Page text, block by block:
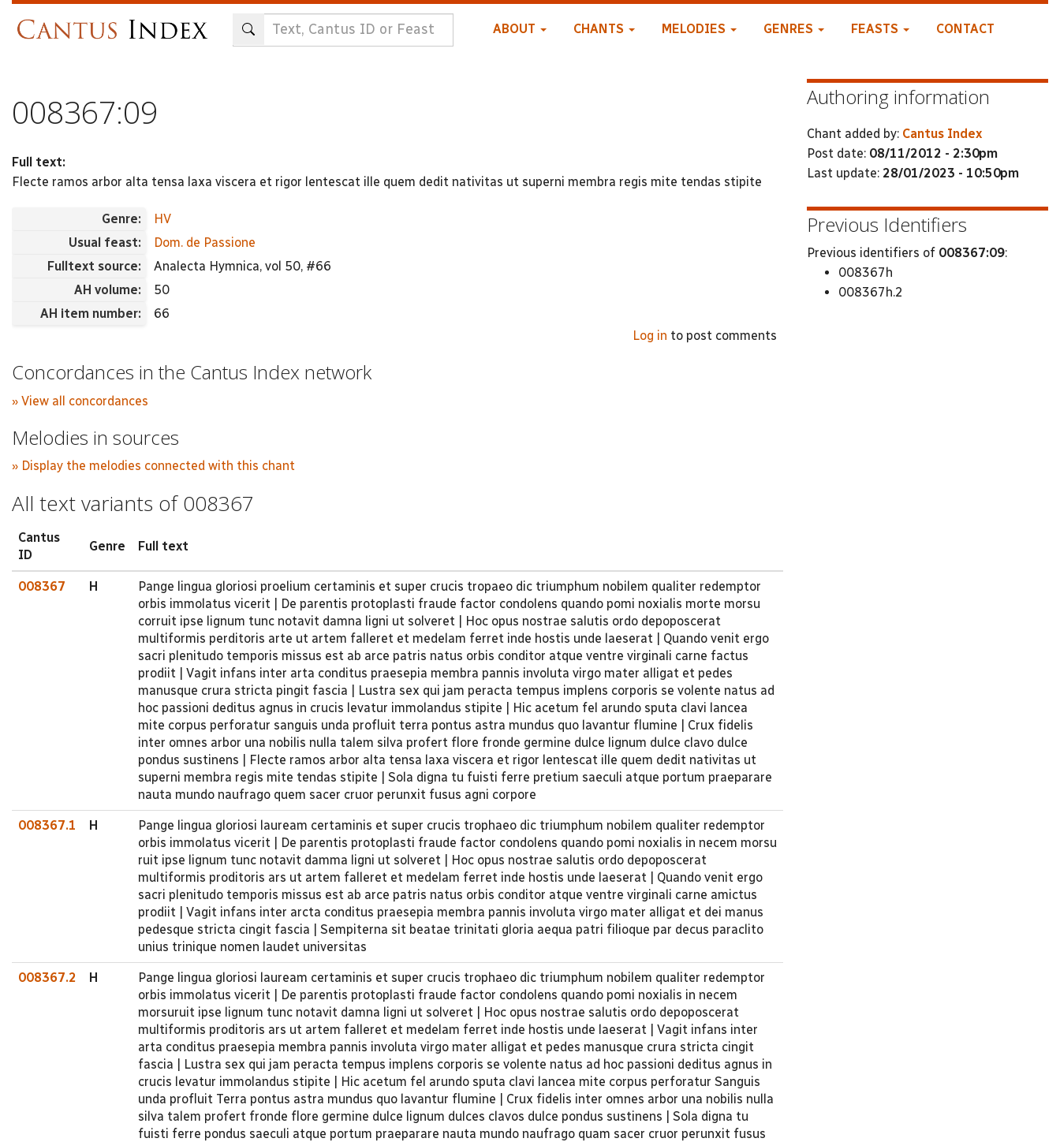
ABOUT CHANTS MELODIES GENRES FEASTS CONTACT
008367:09
Full text:
Flecte ramos arbor alta tensa laxa viscera et rigor lentescat ille quem dedit nativitas ut superni membra regis mite tendas stipite
Genre:
HV
Usual feast:
Dom. de Passione
Fulltext source:
Analecta Hymnica, vol 50, #66
AH volume:
50
AH item number:
66
Log in to post comments
Concordances in the Cantus Index network
» View all concordances
Melodies in sources
» Display the melodies connected with this chant
All text variants of 008367
Cantus
ID
Genre Full text
008367 H
Pange lingua gloriosi proelium certaminis et super crucis tropaeo dic triumphum nobilem qualiter redemptor
orbis immolatus vicerit | De parentis protoplasti fraude factor condolens quando pomi noxialis morte morsu
corruit ipse lignum tunc notavit damna ligni ut solveret | Hoc opus nostrae salutis ordo depoposcerat
multiformis perditoris arte ut artem falleret et medelam ferret inde hostis unde laeserat | Quando venit ergo
sacri plenitudo temporis missus est ab arce patris natus orbis conditor atque ventre virginali carne factus
prodiit | Vagit infans inter arta conditus praesepia membra pannis involuta virgo mater alligat et pedes
manusque crura stricta pingit fascia | Lustra sex qui jam peracta tempus implens corporis se volente natus ad
hoc passioni deditus agnus in crucis levatur immolandus stipite | Hic acetum fel arundo sputa clavi lancea
mite corpus perforatur sanguis unda profluit terra pontus astra mundus quo lavantur flumine | Crux fidelis
inter omnes arbor una nobilis nulla talem silva profert flore fronde germine dulce lignum dulce clavo dulce
pondus sustinens | Flecte ramos arbor alta tensa laxa viscera et rigor lentescat ille quem dedit nativitas ut
superni membra regis mite tendas stipite | Sola digna tu fuisti ferre pretium saeculi atque portum praeparare
nauta mundo naufrago quem sacer cruor perunxit fusus agni corpore
008367.1 H
Pange lingua gloriosi lauream certaminis et super crucis trophaeo dic triumphum nobilem qualiter redemptor
orbis immolatus vicerit | De parentis protoplasti fraude factor condolens quando pomi noxialis in necem morsu
ruit ipse lignum tunc notavit damma ligni ut solveret | Hoc opus nostrae salutis ordo depoposcerat
multiformis proditoris ars ut artem falleret et medelam ferret inde hostis unde laeserat | Quando venit ergo
sacri plenitudo temporis missus est ab arce patris natus orbis conditor atque ventre virginali carne amictus
prodiit | Vagit infans inter arcta conditus praesepia membra pannis involuta virgo mater alligat et dei manus
pedesque stricta cingit fascia | Sempiterna sit beatae trinitati gloria aequa patri filioque par decus paraclito
unius trinique nomen laudet universitas
008367.2 H
Pange lingua gloriosi lauream certaminis et super crucis trophaeo dic triumphum nobilem qualiter redemptor
orbis immolatus vicerit | De parentis protoplasti fraude factor condolens quando pomi noxialis in necem
morsuruit ipse lignum tunc notavit damna ligni ut solveret | Hoc opus nostrae salutis ordo depoposcerat
multiformis proditoris ars ut artem falleret et medelam ferret inde hostis unde laeserat | Vagit infans inter
arta conditus praesepia membra pannis involuta virgo mater alligat et pedes manusque crura stricta cingit
fascia | Lustra sex qui jam peracta tempus implens corporis se volente natus ad hoc passioni deditus agnus in
crucis levatur immolandus stipite | Hic acetum fel arundo sputa clavi lancea mite corpus perforatur Sanguis
unda profluit Terra pontus astra mundus quo lavantur flumine | Crux fidelis inter omnes arbor una nobilis nulla
silva talem profert fronde flore germine dulce lignum dulces clavos dulce pondus sustinens | Sola digna tu
fuisti ferre pondus saeculi atque portum praeparare nauta mundo naufrago quam sacer cruor perunxit fusus
Authoring information
Chant added by: Cantus Index
Post date: 08/11/2012 - 2:30pm
Last update: 28/01/2023 - 10:50pm
Previous Identifiers
Previous identifiers of 008367:09:
008367h
008367h.2